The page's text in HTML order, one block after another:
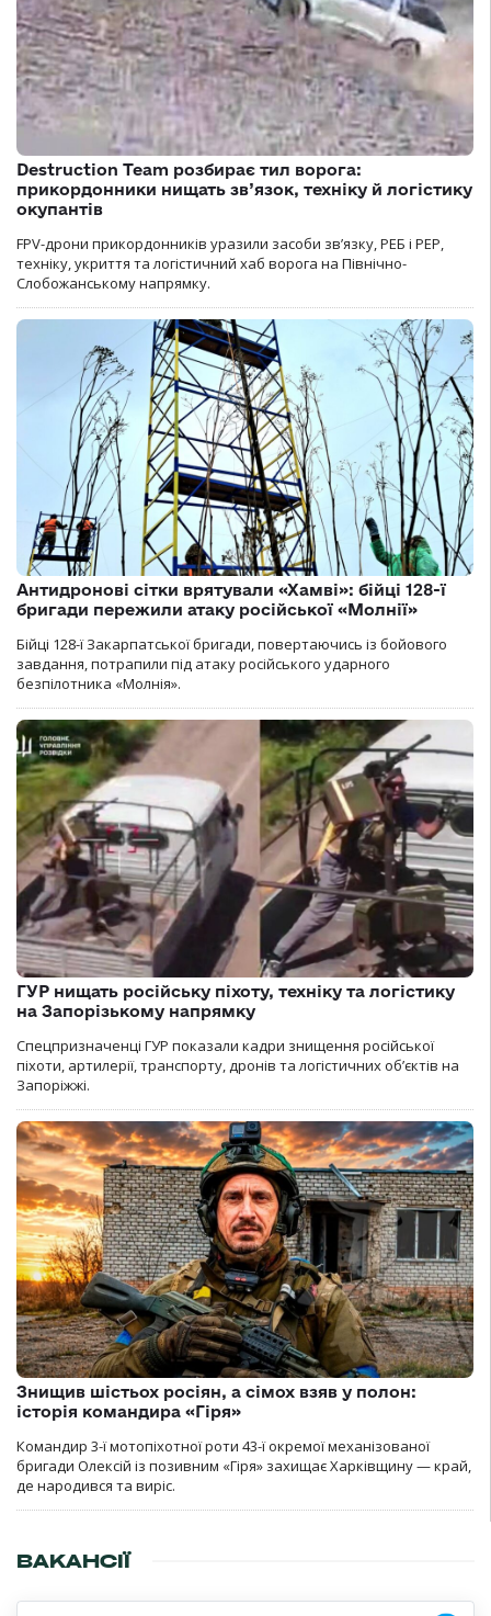
Destruction Team розбирає тил ворога:
прикордонники нищать зв’язок, техніку й логістику
окупантів
FPV-дрони прикордонників уразили засоби зв’язку, РЕБ і РЕР,
техніку, укриття та логістичний хаб ворога на Північно-
Слобожанському напрямку.
Антидронові сітки врятували «Хамві»: бійці 128-ї
бригади пережили атаку російської «Молнії»
Бійці 128-ї Закарпатської бригади, повертаючись із бойового
завдання, потрапили під атаку російського ударного
безпілотника «Молнія».
ГУР нищать російську піхоту, техніку та логістику
на Запорізькому напрямку
Спецпризначенці ГУР показали кадри знищення російської
піхоти, артилерії, транспорту, дронів та логістичних об’єктів на
Запоріжжі.
Знищив шістьох росіян, а сімох взяв у полон:
історія командира «Гіря»
Командир 3-ї мотопіхотної роти 43-ї окремої механізованої
бригади Олексій із позивним «Гіря» захищає Харківщину — край,
де народився та виріс.
ВАКАНСІЇ